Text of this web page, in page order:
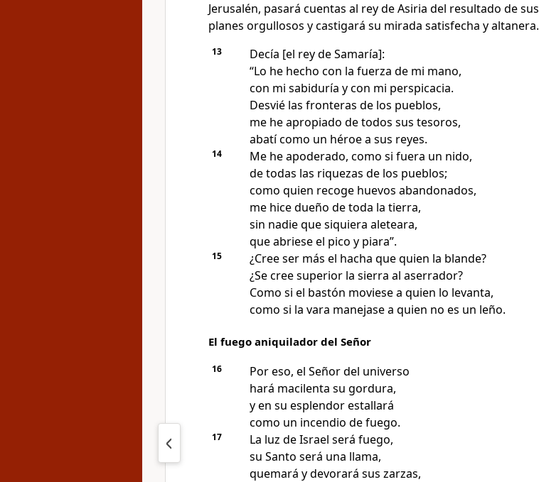
Jerusalén, pasará cuentas al rey de Asiria del resultado de sus
planes orgullosos y castigará su mirada satisfecha y altanera.
13
Decía [el rey de Samaría]:
“Lo he hecho con la fuerza de mi mano,
con mi sabiduría y con mi perspicacia.
Desvié las fronteras de los pueblos,
me he apropiado de todos sus tesoros,
abatí como un héroe a sus reyes.
14
Me he apoderado, como si fuera un nido,
de todas las riquezas de los pueblos;
como quien recoge huevos abandonados,
me hice dueño de toda la tierra,
sin nadie que siquiera aleteara,
que abriese el pico y piara”.
15
¿Cree ser más el hacha que quien la blande?
¿Se cree superior la sierra al aserrador?
Como si el bastón moviese a quien lo levanta,
como si la vara manejase a quien no es un leño.
El fuego aniquilador del Señor
16
Por eso, el Señor del universo
hará macilenta su gordura,
y en su esplendor estallará
como un incendio de fuego.
17
La luz de Israel será fuego,
su Santo será una llama,
quemará y devorará sus zarzas,